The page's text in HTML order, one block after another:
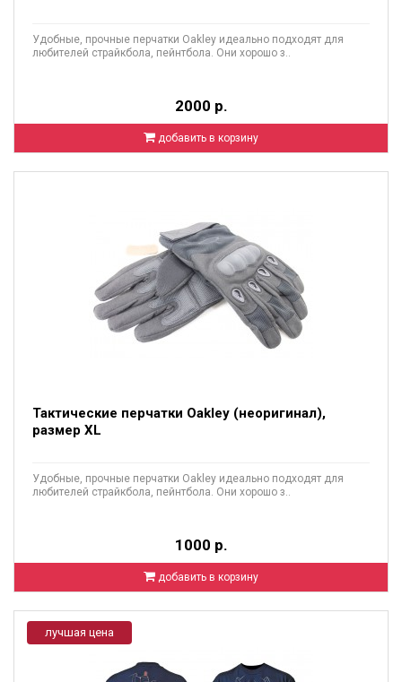
Удобные, прочные перчатки Oakley идеально подходят для
любителей страйкбола, пейнтбола. Они хорошо з..
2000 р.
добавить в корзину
Тактические перчатки Oakley (неоригинал),
размер XL
Удобные, прочные перчатки Oakley идеально подходят для
любителей страйкбола, пейнтбола. Они хорошо з..
1000 р.
добавить в корзину
лучшая цена